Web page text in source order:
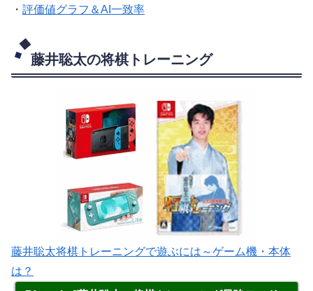
・ 評価値グラフ＆AI一致率
藤井聡太の将棋トレーニング
藤井聡太将棋トレーニングで遊ぶには～ゲーム機・本体
は？